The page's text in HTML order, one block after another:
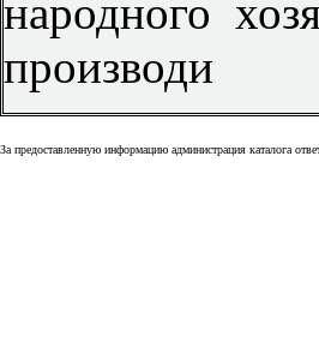
народного
производи
За предоставленную информацию администрация каталога